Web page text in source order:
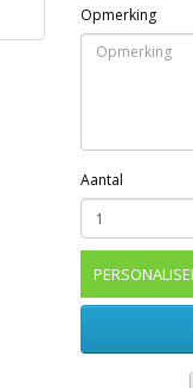
Opmerking
Aantal